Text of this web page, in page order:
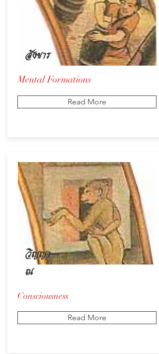
Mental Formations
Read More
สังขาร
Consciousness
Read More
วิญญา
ณ